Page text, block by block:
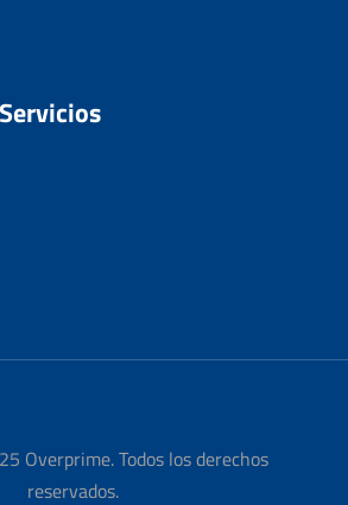
Overprime. Todos los derechos
reservados.